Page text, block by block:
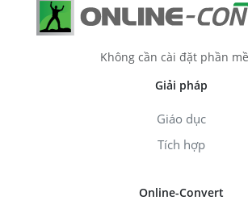
Không cần cài đặt phần
Giải pháp
Giáo dục
Tích hợp
Online-Convert